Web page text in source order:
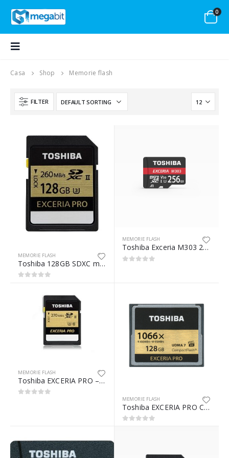
0
Casa Shop Memorie flash
FILTER
MEMORIE FLASH
Toshiba 128GB SDXC memoria flash UHS Classe 3
MEMORIE FLASH
Toshiba Exceria M303 256GB memoria flash MicroSDXC UHS-I
MEMORIE FLASH
Toshiba EXCERIA PRO – N501 memoria flash 16 GB SDXC UHS-II Classe 3
MEMORIE FLASH
Toshiba EXCERIA PRO C501 128GB memoria flash CompactFlash